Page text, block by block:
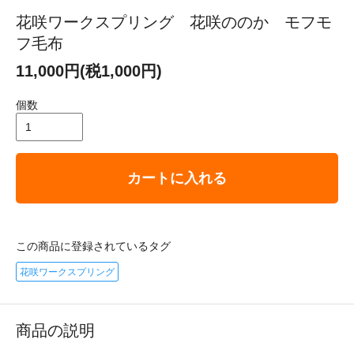
花咲ワークスプリング 花咲ののか モフモ
フ毛布
11,000円(税1,000円)
個数
カートに入れる
この商品に登録されているタグ
花咲ワークスプリング
商品の説明